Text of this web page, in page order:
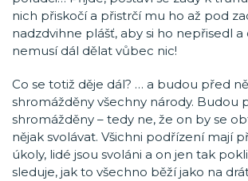
nich přiskočí a přistrčí mu ho až pod
nadzdvihne plášť, aby si ho nepřisedl a
nemusí dál dělat vůbec nic!
Co se totiž děje dál? … a budou před
shromážděny všechny národy. Budou
shromážděny – tedy ne, že on by se
nějak svolávat. Všichni podřízení mají
úkoly, lidé jsou svoláni a on jen tak
sleduje, jak to všechno běží jako na